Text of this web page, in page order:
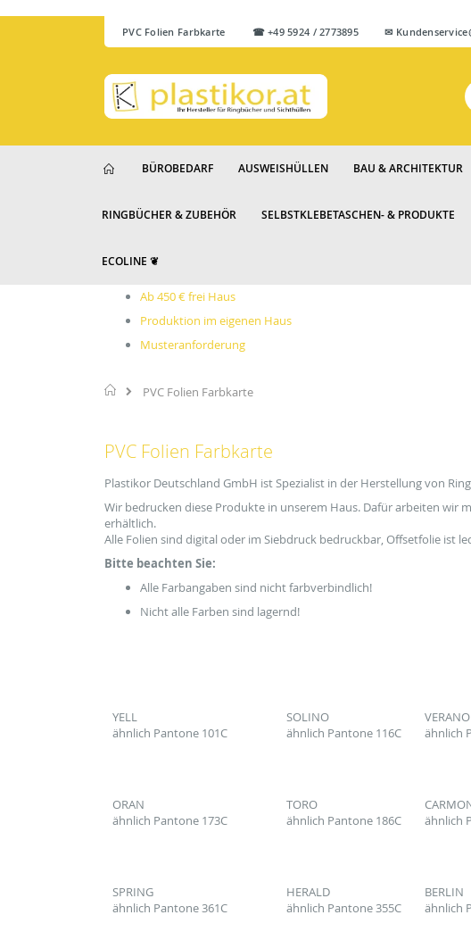
PVC Folien Farbkarte ☎ +49 5924 / 2773895 ✉
BÜROBEDARF AUSWEISHÜLLEN BAU & ARCHITEKTUR
RINGBÜCHER & ZUBEHÖR SELBSTKLEBETASCHEN- & PRODUKTE
ECOLINE ❦
Ab 450 € frei Haus
Produktion im eigenen Haus
Musteranforderung
Startseite
PVC Folien Farbkarte
PVC Folien Farbkarte
Plastikor Deutschland GmbH ist Spezialist in der Herstellung von
Wir bedrucken diese Produkte in unserem Haus. Dafür arbeiten wir
erhältlich.
Alle Folien sind digital oder im Siebdruck bedruckbar, Offsetfolie ist
Bitte beachten Sie:
Alle Farbangaben sind nicht farbverbindlich!
Nicht alle Farben sind lagernd!
YELL
ähnlich Pantone 101C
SOLINO
ähnlich Pantone 116C
VERANO
ähnlich
ORAN
ähnlich Pantone 173C
TORO
ähnlich Pantone 186C
ähnlich
SPRING
ähnlich Pantone 361C
HERALD
ähnlich Pantone 355C
BERLIN
ähnlich